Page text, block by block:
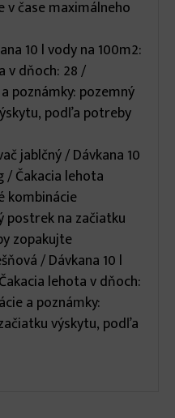
v čase maximálneho
10 l vody na 100m2:
v dňoch: 28 /
poznámky: pozemný
podľa potreby
jablčný / Dávkana 10
/ Čakacia lehota
kombinácie
postrek na začiatku
zopakujte
/ Dávkana 10 l
lehota v dňoch:
a poznámky:
výskytu, podľa